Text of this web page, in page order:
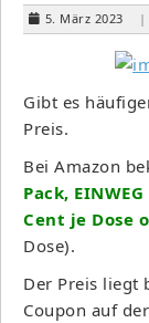
5. März 2023 |
Gibt es
Preis.
Bei Amazon
Pack,
Cent je Dose
Dose).
Der Preis liegt
Coupon auf